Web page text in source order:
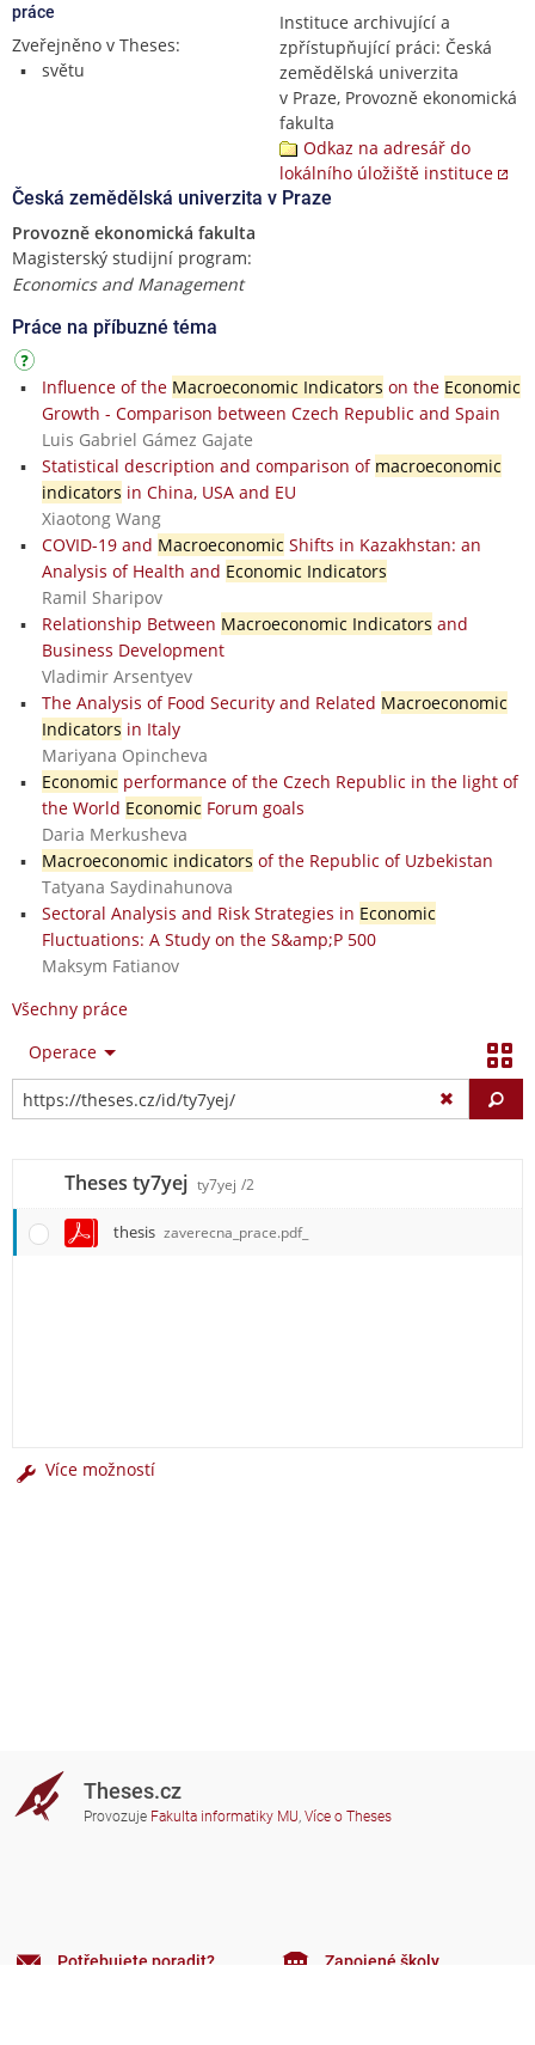
práce
Zveřejněno v Theses:
světu
Instituce archivující a
zpřístupňující práci: Česká
zemědělská univerzita
v Praze, Provozně ekonomická
fakulta
Odkaz na adresář do
lokálního úložiště instituce
Česká zemědělská univerzita v Praze
Provozně ekonomická fakulta
Magisterský studijní program:
Economics and Management
Práce na příbuzné téma
Influence of the Macroeconomic Indicators on the Economic
Growth - Comparison between Czech Republic and Spain
Luis Gabriel Gámez Gajate
Statistical description and comparison of macroeconomic
indicators in China, USA and EU
Xiaotong Wang
COVID-19 and Macroeconomic Shifts in Kazakhstan: an
Analysis of Health and Economic Indicators
Ramil Sharipov
Relationship Between Macroeconomic Indicators and
Business Development
Vladimir Arsentyev
The Analysis of Food Security and Related Macroeconomic
Indicators in Italy
Mariyana Opincheva
Economic performance of the Czech Republic in the light of
the World Economic Forum goals
Daria Merkusheva
Macroeconomic indicators of the Republic of Uzbekistan
Tatyana Saydinahunova
Sectoral Analysis and Risk Strategies in Economic
Fluctuations: A Study on the S&amp;P 500
Maksym Fatianov
Všechny práce
Operace
Theses ty7yej ty7yej /2
thesis zaverecna_prace.pdf_
Více možností
Theses.cz
Provozuje Fakulta informatiky MU, Více o Theses
Potřebujete poradit? Zapojené školy